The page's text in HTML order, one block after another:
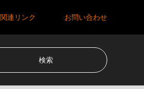
関連リンク お問い合わせ